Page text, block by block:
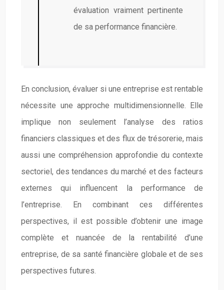
évaluation vraiment pertinente
de sa performance financière.
En conclusion, évaluer si une entreprise est rentable
nécessite une approche multidimensionnelle. Elle
implique non seulement l’analyse des ratios
financiers classiques et des flux de trésorerie, mais
aussi une compréhension approfondie du contexte
sectoriel, des tendances du marché et des facteurs
externes qui influencent la performance de
l’entreprise. En combinant ces différentes
perspectives, il est possible d’obtenir une image
complète et nuancée de la rentabilité d’une
entreprise, de sa santé financière globale et de ses
perspectives futures.